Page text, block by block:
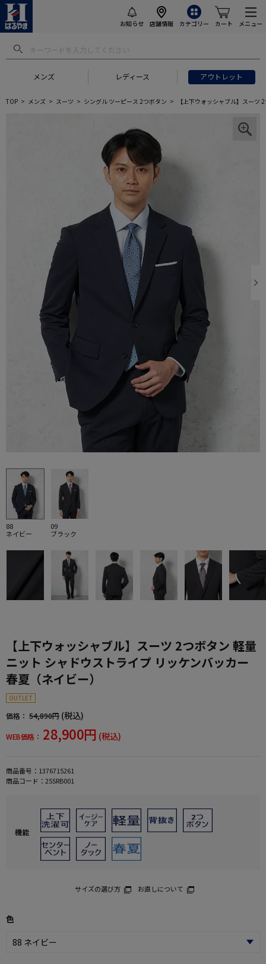
お知らせ 店舗情報 カテゴリー カート メニュー
メンズ レディース アウトレット
TOP メンズ スーツ シングル ツーピース 2つボタン 【上下ウォッシャブル】スーツ
88
ネイビー
09
ブラック
【上下ウォッシャブル】スーツ 2つボタン 軽量
ニット シャドウストライプ リッケンバッカー
春夏（ネイビー）
OUTLET
価格： 54,890円 (税込)
WEB価格： 28,900円 (税込)
商品番号： 1376715261
商品コード： 25SRB001
機能
サイズの選び方 お直しについて
色